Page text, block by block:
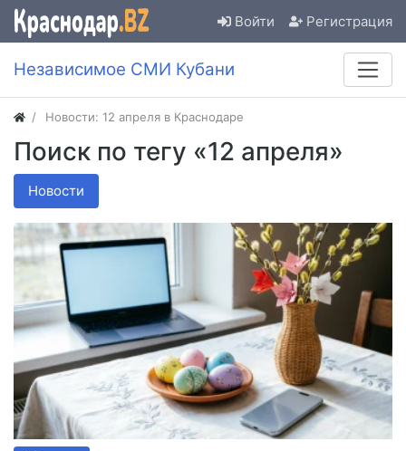
Войти Регистрация
Независимое СМИ Кубани
Новости: 12 апреля в Краснодаре
Поиск по тегу «12 апреля»
Новости